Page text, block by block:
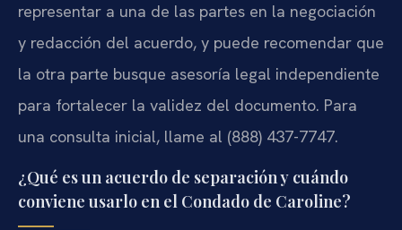
representar a una de las partes en la negociación
y redacción del acuerdo, y puede recomendar que
la otra parte busque asesoría legal independiente
para fortalecer la validez del documento. Para
una consulta inicial, llame al (888) 437-7747.
¿Qué es un acuerdo de separación y cuándo
conviene usarlo en el Condado de Caroline?